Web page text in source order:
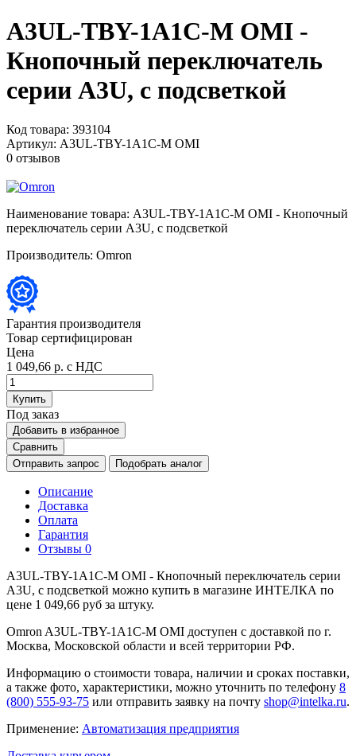
A3UL-TBY-1A1C-M OMI -
Кнопочный переключатель
серии A3U, с подсветкой
Код товара: 393104
Артикул: A3UL-TBY-1A1C-M OMI
0 отзывов
Наименование товара: A3UL-TBY-1A1C-M OMI - Кнопочный
переключатель серии A3U, с подсветкой
Производитель: Omron
Гарантия производителя
Товар сертифицирован
Цена
1 049,66 р. с НДС
Купить
Под заказ
Добавить в избранное
Сравнить
Отправить запрос
Подобрать аналог
Описание
Доставка
Оплата
Гарантия
Отзывы 0
A3UL-TBY-1A1C-M OMI - Кнопочный переключатель серии
A3U, с подсветкой можно купить в магазине ИНТЕЛКА по
цене 1 049,66 руб за штуку.
Omron A3UL-TBY-1A1C-M OMI доступен с доставкой по г.
Москва, Московской области и всей территории РФ.
Информацию о стоимости товара, наличии и сроках поставки,
а также фото, характеристики, можно уточнить по телефону 8
(800) 555-93-75 или отправить заявку на почту shop@intelka.ru.
Применение: Автоматизация предприятия